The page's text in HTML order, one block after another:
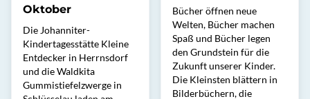
Oktober
Die Johanniter-
Kindertagesstätte Kleine
Entdecker in Herrnsdorf
und die Waldkita
Gummistiefelzwerge in
Bücher öffnen neue
Welten, Bücher machen
Spaß und Bücher legen
den Grundstein für die
Zukunft unserer Kinder.
Die Kleinsten blättern in
Bilderbüchern, die